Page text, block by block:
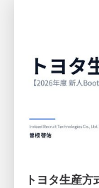
トヨタ⽣産⽅